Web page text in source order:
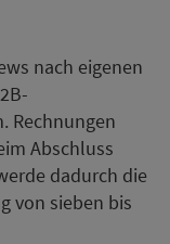
nach eigenen
Rechnungen
Abschluss
dadurch die
von sieben bis